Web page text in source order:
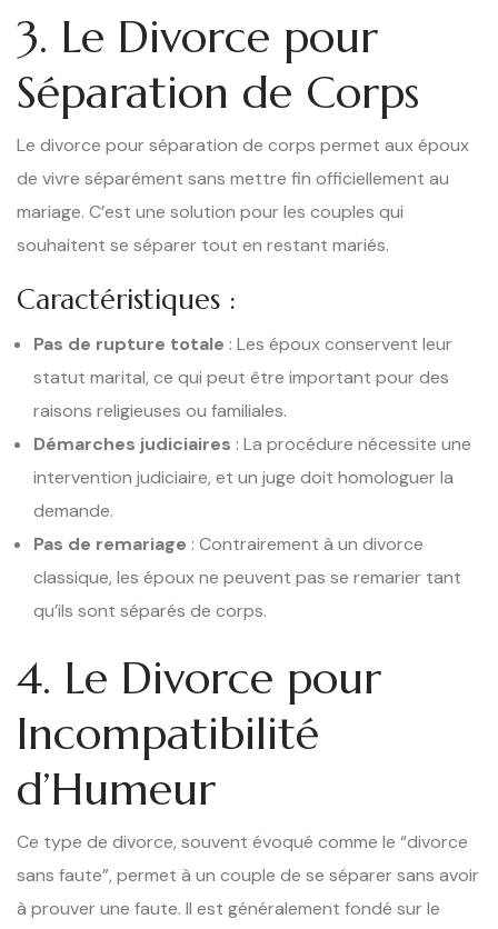
3. Le Divorce pour
Séparation de Corps
Le divorce pour séparation de corps permet aux époux
de vivre séparément sans mettre fin officiellement au
mariage. C’est une solution pour les couples qui
souhaitent se séparer tout en restant mariés.
Caractéristiques :
Pas de rupture totale : Les époux conservent leur
statut marital, ce qui peut être important pour des
raisons religieuses ou familiales.
Démarches judiciaires : La procédure nécessite une
intervention judiciaire, et un juge doit homologuer la
demande.
Pas de remariage : Contrairement à un divorce
classique, les époux ne peuvent pas se remarier tant
qu’ils sont séparés de corps.
4. Le Divorce pour
Incompatibilité
d’Humeur
Ce type de divorce, souvent évoqué comme le “divorce
sans faute”, permet à un couple de se séparer sans avoir
à prouver une faute. Il est généralement fondé sur le